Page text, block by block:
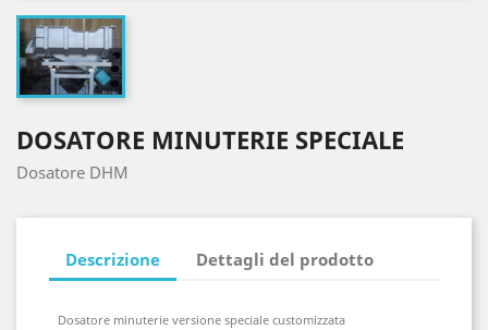
DOSATORE MINUTERIE SPECIALE
Dosatore DHM
Descrizione Dettagli del prodotto
Dosatore minuterie versione speciale customizzata